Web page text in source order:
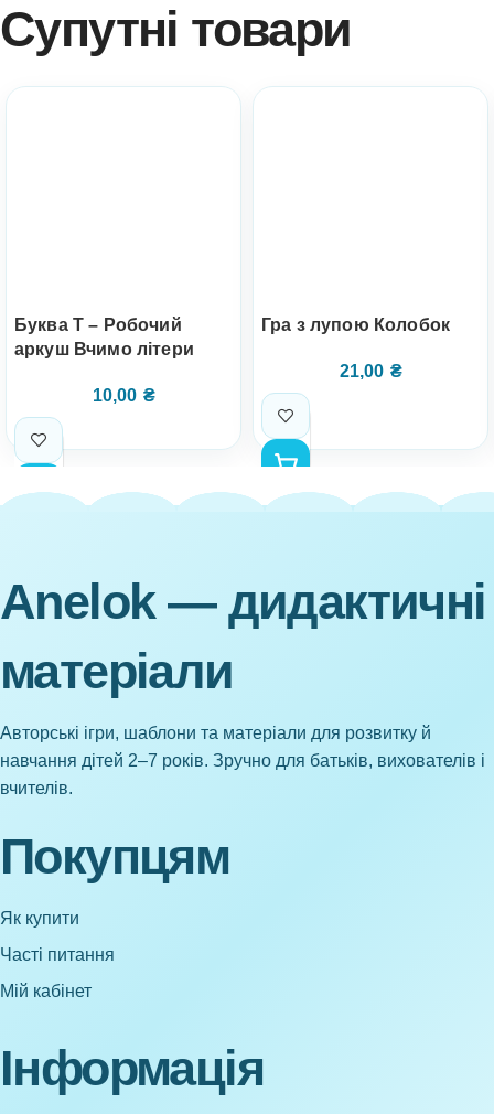
Супутні товари
Буква Т – Робочий
аркуш Вчимо літери
10,00 ₴
Гра з лупою Колобок
21,00 ₴
Anelok — дидактичні
матеріали
Авторські ігри, шаблони та матеріали для розвитку й
навчання дітей 2–7 років. Зручно для батьків, вихователів і
вчителів.
Покупцям
Як купити
Часті питання
Мій кабінет
Інформація